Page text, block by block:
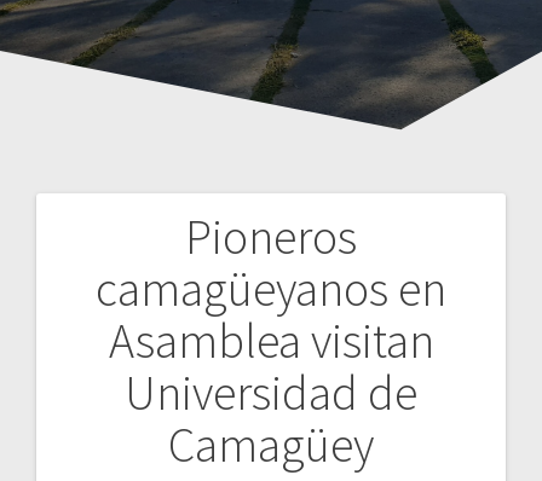
Pioneros
camagüeyanos en
Asamblea visitan
Universidad de
Camagüey
Navegación
entradas